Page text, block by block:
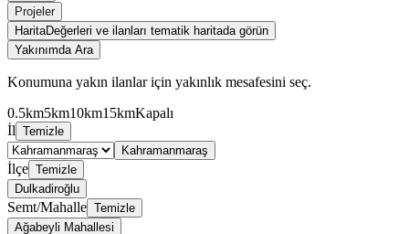
Projeler
HaritaDeğerleri ve ilanları tematik haritada görün
Yakınımda Ara
Konumuna yakın ilanlar için yakınlık mesafesini seç.
0.5km5km10km15kmKapalı
İl Temizle
Kahramanmaraş
İlçe Temizle
Dulkadiroğlu
Semt/Mahalle Temizle
Ağabeyli Mahallesi